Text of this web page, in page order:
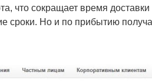
что сокращает время
сроки. Но и по прибытию